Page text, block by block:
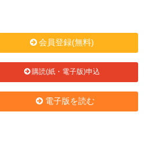
会員登録(無料)
購読(紙・電子版)申込
電子版を読む